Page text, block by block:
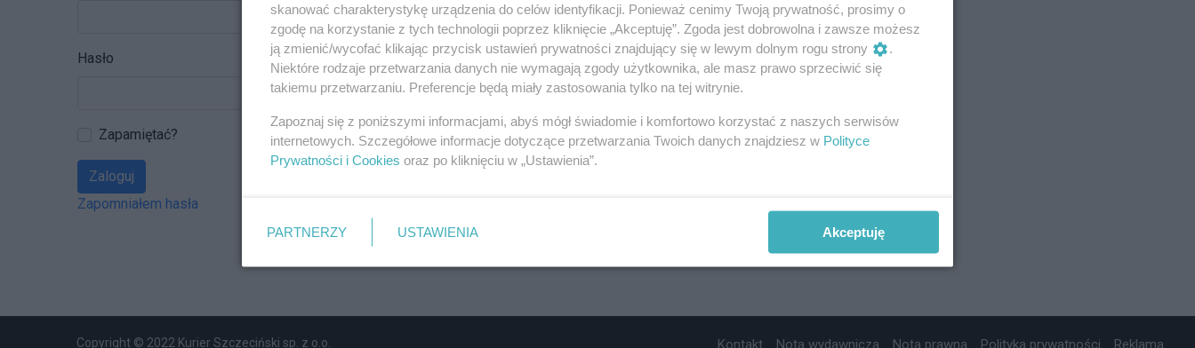
Hasło
Zapamiętać?
Zaloguj
Zapomniałem hasła
Copyright © 2022 Kurier Szczeciński sp. z o.o. Kontakt Nota wydawnicza Nota prawna Polityka prywatności Reklama
skanować charakterystykę urządzenia do celów identyfikacji. Ponieważ cenimy Twoją prywatność, prosimy o
zgodę na korzystanie z tych technologii poprzez kliknięcie „Akceptuję”. Zgoda jest dobrowolna i zawsze możesz
ją zmienić/wycofać klikając przycisk ustawień prywatności znajdujący się w lewym dolnym rogu strony
.
Niektóre rodzaje przetwarzania danych nie wymagają zgody użytkownika, ale masz prawo sprzeciwić się
takiemu przetwarzaniu. Preferencje będą miały zastosowania tylko na tej witrynie.
Zapoznaj się z poniższymi informacjami, abyś mógł świadomie i komfortowo korzystać z naszych serwisów
internetowych. Szczegółowe informacje dotyczące przetwarzania Twoich danych znajdziesz w Polityce
Prywatności i Cookies oraz po kliknięciu w „Ustawienia”.
PARTNERZY USTAWIENIA Akceptuję